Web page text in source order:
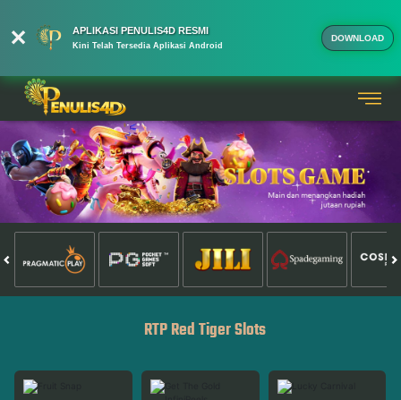
APLIKASI PENULIS4D RESMI
Kini Telah Tersedia Aplikasi Android
DOWNLOAD
RTP Red Tiger Slots